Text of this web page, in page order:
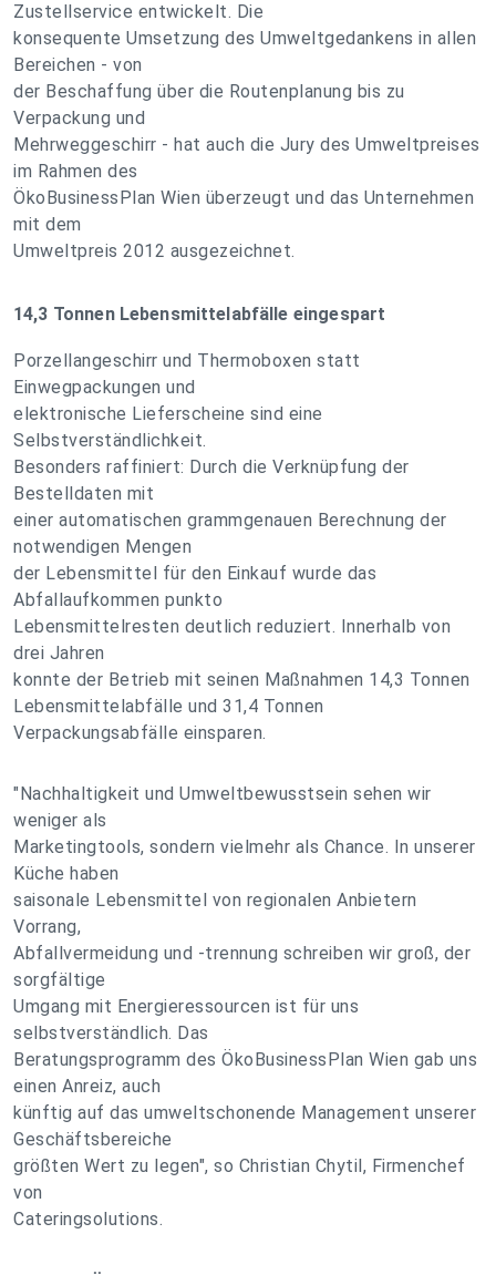
Zustellservice entwickelt. Die
konsequente Umsetzung des Umweltgedankens in allen
Bereichen - von
der Beschaffung über die Routenplanung bis zu
Verpackung und
Mehrweggeschirr - hat auch die Jury des Umweltpreises
im Rahmen des
ÖkoBusinessPlan Wien überzeugt und das Unternehmen
mit dem
Umweltpreis 2012 ausgezeichnet.
14,3 Tonnen Lebensmittelabfälle eingespart
Porzellangeschirr und Thermoboxen statt
Einwegpackungen und
elektronische Lieferscheine sind eine
Selbstverständlichkeit.
Besonders raffiniert: Durch die Verknüpfung der
Bestelldaten mit
einer automatischen grammgenauen Berechnung der
notwendigen Mengen
der Lebensmittel für den Einkauf wurde das
Abfallaufkommen punkto
Lebensmittelresten deutlich reduziert. Innerhalb von
drei Jahren
konnte der Betrieb mit seinen Maßnahmen 14,3 Tonnen
Lebensmittelabfälle und 31,4 Tonnen
Verpackungsabfälle einsparen.
"Nachhaltigkeit und Umweltbewusstsein sehen wir
weniger als
Marketingtools, sondern vielmehr als Chance. In unserer
Küche haben
saisonale Lebensmittel von regionalen Anbietern
Vorrang,
Abfallvermeidung und -trennung schreiben wir groß, der
sorgfältige
Umgang mit Energieressourcen ist für uns
selbstverständlich. Das
Beratungsprogramm des ÖkoBusinessPlan Wien gab uns
einen Anreiz, auch
künftig auf das umweltschonende Management unserer
Geschäftsbereiche
größten Wert zu legen", so Christian Chytil, Firmenchef
von
Cateringsolutions.